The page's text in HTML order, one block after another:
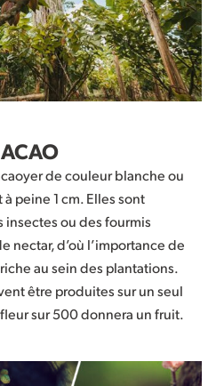
de couleur blanche ou
peine 1 cm. Elles sont
ou des fourmis
nectar, d’où l’importance de
au sein des plantations.
être produites sur un seul
sur 500 donnera un fruit.